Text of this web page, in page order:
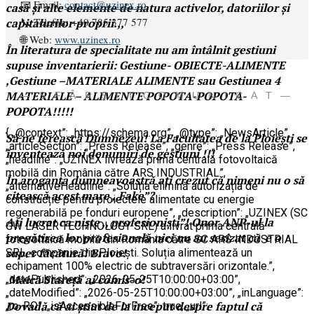
casă și alte elemente de natura activelor, datoriilor și
capitalurilor proprii.,,
În literatura de specialitate nu am întâlnit gestiuni
supuse inventarierii: Gestiune- OBIECTE-ALIMENTE
,Gestiune –MATERIALE ALIMENTE sau Gestiunea 4
MATERIALE – ALIMENTE POPOTA-POPOTA-
POPOTA!!!!!
Să ne ferească Dumnezeu! La Facultatea de la Ploiești se
inventează noi denumiri de gestiuni !!!
În aroganța dumneavoastră ați crezut că nimeni nu o să
citească acest mare ,,Fake”?
Ați lucrat ca niște ,, profesioniști”! Onor ANP-ul la
pregătirea lor profesională nici nu au sesizat că e o
super făcătură! Bravo!
Maică Stareță ai comis-o!
Dovadă că ai știut de la început despre faptul că
📧 Email:contact@uzinex.ro
📞 Telefon: +40 785 377 577
🌐 Web: www.uzinex.ro
— S F Â R Ș I T C O M U N I C A T —
{ „@context”: „https://schema.org”, „@type”: „NewsArticle”,
„articleSection”: „Press Release”, „genre”: „Press Release”,
„headline”: „UZINEX livrează prima centrală fotovoltaică
mobilă din România către ARS INDUSTRIAL”,
„alternativeHeadline”: „Soluția elimină autorizația de
construcție pentru proiectele alimentate cu energie
regenerabilă pe fonduri europene”, „description”: „UZINEX (SC
GW LASER TECHNOLOGY SRL) a livrat prima centrală
fotovoltaică mobilă din România către SC ARS INDUSTRIAL
SRL, companie din Ploiești. Soluția alimentează un
echipament 100% electric de subtraversări orizontale.”,
„datePublished”: „2026-05-25T10:00:00+03:00”,
„dateModified”: „2026-05-25T10:00:00+03:00”, „inLanguage”:
„ro-RO”, „isAccessibleForFree”: true, „url”: